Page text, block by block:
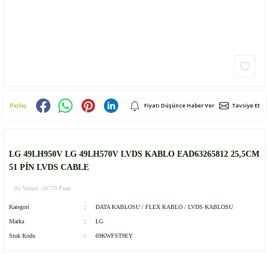
Paylaş Fiyatı Düşünce Haber Ver Tavsiye Et
LG 49LH950V LG 49LH570V LVDS KABLO EAD63265812 25,5CM
51 PİN LVDS CABLE
(0) Yorum -30770 Puan
Kategori DATA KABLOSU / FLEX KABLO / LVDS KABLOSU
Marka LG
Stok Kodu 69KWFST9EY